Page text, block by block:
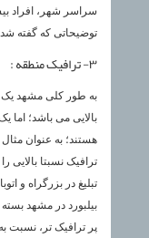
سراسر شهر، افراد
توضیحاتی که گفته
۳- ترافیک منطقه :
به طور کلی مشهد یک
بالایی می باشد؛
هستند؛ به عنوان
ترافیک نسبتا بالایی
تبلیغ در بزرگراه و
بیلبورد در مشهد
پر ترافیک تر، نسبت